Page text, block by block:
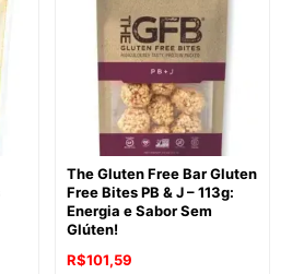
R$152,09.R$129,26.
The Gluten Free Bar Gluten
Free Bites PB & J – 113g:
Energia e Sabor Sem
Glúten!
O
R$101,59